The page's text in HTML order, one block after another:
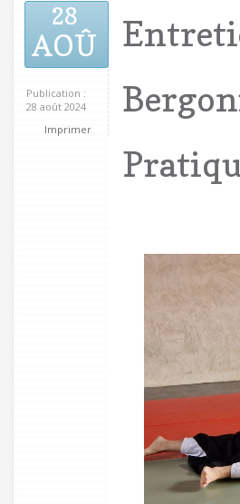
28
AOÛ
Publication :
28 août 2024
Imprimer